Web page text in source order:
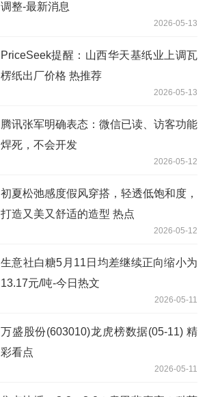
调整-最新消息
2026-05-13
PriceSeek提醒：山西华天基纸业上调瓦
楞纸出厂价格 热推荐
2026-05-13
腾讯张军明确表态：微信已读、访客功能
焊死，不会开发
2026-05-12
初夏松弛感度假风穿搭，轻透低饱和度，
打造又美又舒适的造型 热点
2026-05-12
生意社白糖5月11日均差继续正向缩小为
13.17元/吨-今日热文
2026-05-11
万盛股份(603010)龙虎榜数据(05-11) 精
彩看点
2026-05-11